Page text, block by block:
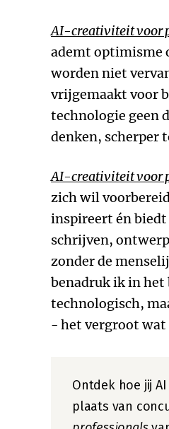
AI-creativiteit voor
ademt optimisme
worden niet
vrijgemaakt voor
technologie geen
denken, scherper
AI-creativiteit voor
zich wil
inspireert én
schrijven,
zonder de
benadruk ik in het
technologisch,
- het vergroot wat
Ontdek hoe jij
plaats van